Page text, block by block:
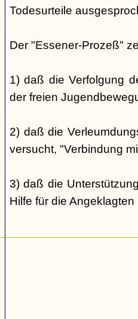
Todesurteile
Der "Essener-Prozeß"
1) daß die Verfolgung
der freien
2) daß die
versucht, "Verbindung
3) daß die
Hilfe für die